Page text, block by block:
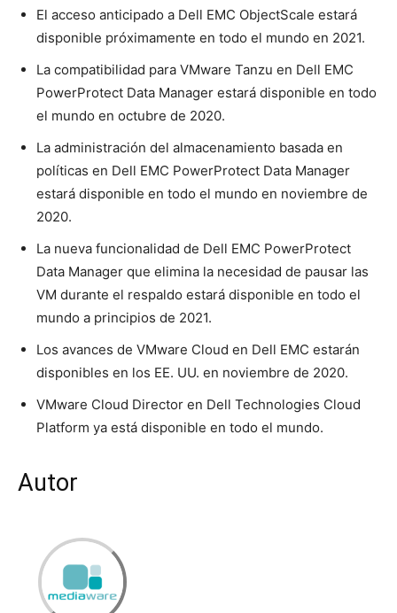
El acceso anticipado a Dell EMC ObjectScale estará
disponible próximamente en todo el mundo en 2021.
La compatibilidad para VMware Tanzu en Dell EMC
PowerProtect Data Manager estará disponible en todo
el mundo en octubre de 2020.
La administración del almacenamiento basada en
políticas en Dell EMC PowerProtect Data Manager
estará disponible en todo el mundo en noviembre de
2020.
La nueva funcionalidad de Dell EMC PowerProtect
Data Manager que elimina la necesidad de pausar las
VM durante el respaldo estará disponible en todo el
mundo a principios de 2021.
Los avances de VMware Cloud en Dell EMC estarán
disponibles en los EE. UU. en noviembre de 2020.
VMware Cloud Director en Dell Technologies Cloud
Platform ya está disponible en todo el mundo.
Autor